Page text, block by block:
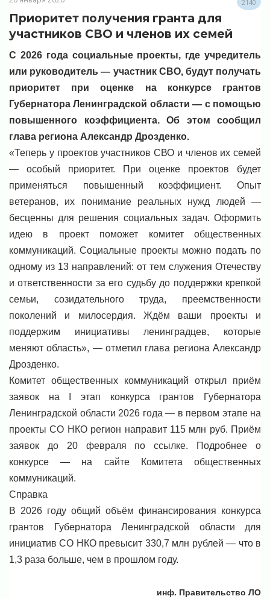
2140
Приоритет получения гранта для
участников СВО и членов их семей
С 2026 года социальные проекты, где учредитель
или руководитель — участник СВО, будут получать
приоритет при оценке на конкурсе грантов
Губернатора Ленинградской области — с помощью
повышенного коэффициента. Об этом сообщил
глава региона Александр Дрозденко.
«Теперь у проектов участников СВО и членов их семей
— особый приоритет. При оценке проектов будет
применяться повышенный коэффициент. Опыт
ветеранов, их понимание реальных нужд людей —
бесценны для решения социальных задач. Оформить
идею в проект поможет комитет общественных
коммуникаций. Социальные проекты можно подать по
одному из 13 направлений: от тем служения Отечеству
и ответственности за его судьбу до поддержки крепкой
семьи, созидательного труда, преемственности
поколений и милосердия. Ждём ваши проекты и
поддержим инициативы ленинградцев, которые
меняют область», — отметил глава региона Александр
Дрозденко.
Комитет общественных коммуникаций открыл приём
заявок на I этап конкурса грантов Губернатора
Ленинградской области 2026 года — в первом этапе на
проекты СО НКО регион направит 115 млн руб. Приём
заявок до 20 февраля по ссылке. Подробнее о
конкурсе — на сайте Комитета общественных
коммуникаций.
Справка
В 2026 году общий объём финансирования конкурса
грантов Губернатора Ленинградской области для
инициатив СО НКО превысит 330,7 млн рублей — что в
1,3 раза больше, чем в прошлом году.
инф. Правительство ЛО